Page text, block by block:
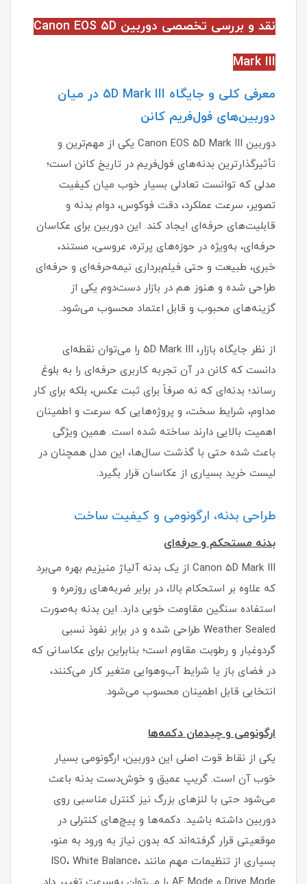
نقد و بررسی تخصصی دوربین Canon EOS 5D
Mark III
معرفی کلی و جایگاه 5D Mark III در میان
دوربین‌های فول‌فریم کانن
دوربین Canon EOS 5D Mark III یکی از مهم‌ترین و
تأثیرگذارترین بدنه‌های فول‌فریم در تاریخ کانن است؛
مدلی که توانست تعادلی بسیار خوب میان کیفیت
تصویر، سرعت عملکرد، دقت فوکوس، دوام بدنه و
قابلیت‌های حرفه‌ای ایجاد کند. این دوربین برای عکاسان
حرفه‌ای، به‌ویژه در حوزه‌های پرتره، عروسی، مستند،
خبری، طبیعت و حتی فیلم‌برداری نیمه‌حرفه‌ای و حرفه‌ای
طراحی شده و هنوز هم در بازار دست‌دوم یکی از
گزینه‌های محبوب و قابل اعتماد محسوب می‌شود.
از نظر جایگاه بازار، 5D Mark III را می‌توان نقطه‌ای
دانست که کانن در آن تجربه کاربری حرفه‌ای را به بلوغ
رساند؛ بدنه‌ای که نه صرفاً برای ثبت عکس، بلکه برای کار
مداوم، شرایط سخت، و پروژه‌هایی که سرعت و اطمینان
اهمیت بالایی دارند ساخته شده است. همین ویژگی
باعث شده حتی با گذشت سال‌ها، این مدل همچنان در
لیست خرید بسیاری از عکاسان قرار بگیرد.
طراحی بدنه، ارگونومی و کیفیت ساخت
بدنه مستحکم و حرفه‌ای
Canon 5D Mark III از یک بدنه آلیاژ منیزیم بهره می‌برد
که علاوه بر استحکام بالا، در برابر ضربه‌های روزمره و
استفاده سنگین مقاومت خوبی دارد. این بدنه به‌صورت
Weather Sealed طراحی شده و در برابر نفوذ نسبی
گردوغبار و رطوبت مقاوم است؛ بنابراین برای عکاسانی که
در فضای باز یا شرایط آب‌وهوایی متغیر کار می‌کنند،
انتخابی قابل اطمینان محسوب می‌شود.
ارگونومی و چیدمان دکمه‌ها
یکی از نقاط قوت اصلی این دوربین، ارگونومی بسیار
خوب آن است. گریپ عمیق و خوش‌دست بدنه باعث
می‌شود حتی با لنزهای بزرگ نیز کنترل مناسبی روی
دوربین داشته باشید. دکمه‌ها و پیچ‌های کنترلی در
موقعیتی قرار گرفته‌اند که بدون نیاز به ورود به منو،
بسیاری از تنظیمات مهم مانند ISO، White Balance،